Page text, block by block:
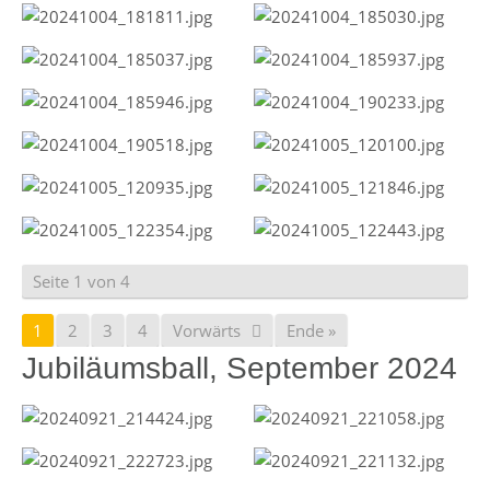
Seite 1 von 4
1 2 3 4 Vorwärts Ende »
Jubiläumsball, September 2024